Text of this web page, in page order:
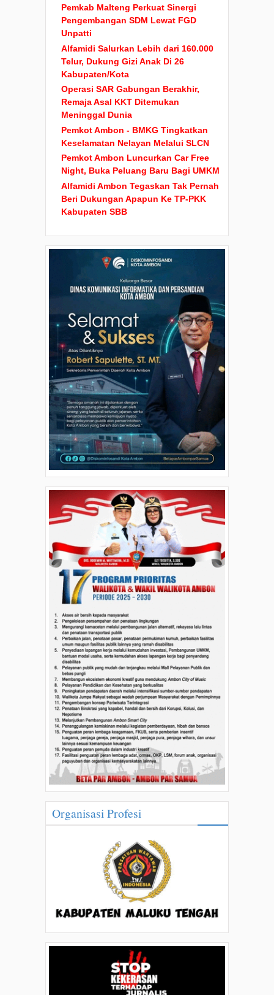
Pemkab Malteng Perkuat Sinergi
Pengembangan SDM Lewat FGD
Unpatti
Alfamidi Salurkan Lebih dari 160.000
Telur, Dukung Gizi Anak Di 26
Kabupaten/Kota
Operasi SAR Gabungan Berakhir,
Remaja Asal KKT Ditemukan
Meninggal Dunia
Pemkot Ambon - BMKG Tingkatkan
Keselamatan Nelayan Melalui SLCN
Pemkot Ambon Luncurkan Car Free
Night, Buka Peluang Baru Bagi UMKM
Alfamidi Ambon Tegaskan Tak Pernah
Beri Dukungan Apapun Ke TP-PKK
Kabupaten SBB
Organisasi Profesi